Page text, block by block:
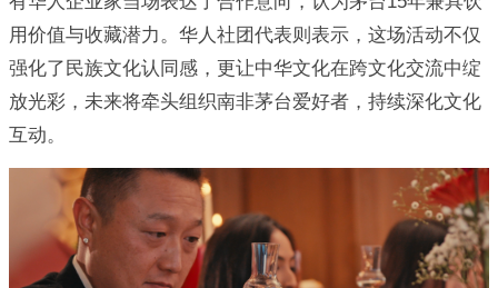
用价值与收藏潜力。华人社团代表则表示，这场活动不仅
强化了民族文化认同感，更让中华文化在跨文化交流中绽
放光彩，未来将牵头组织南非茅台爱好者，持续深化文化
互动。